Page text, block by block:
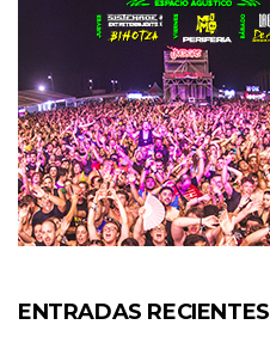
ENTRADAS RECIENTES